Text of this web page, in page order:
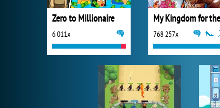
Zero to Millionaire
6 011x 768 257x